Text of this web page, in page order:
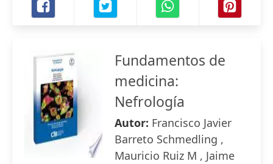
Fundamentos de
medicina:
Nefrología
Autor: Francisco Javier
Barreto Schmedling ,
Mauricio Ruiz M , Jaime